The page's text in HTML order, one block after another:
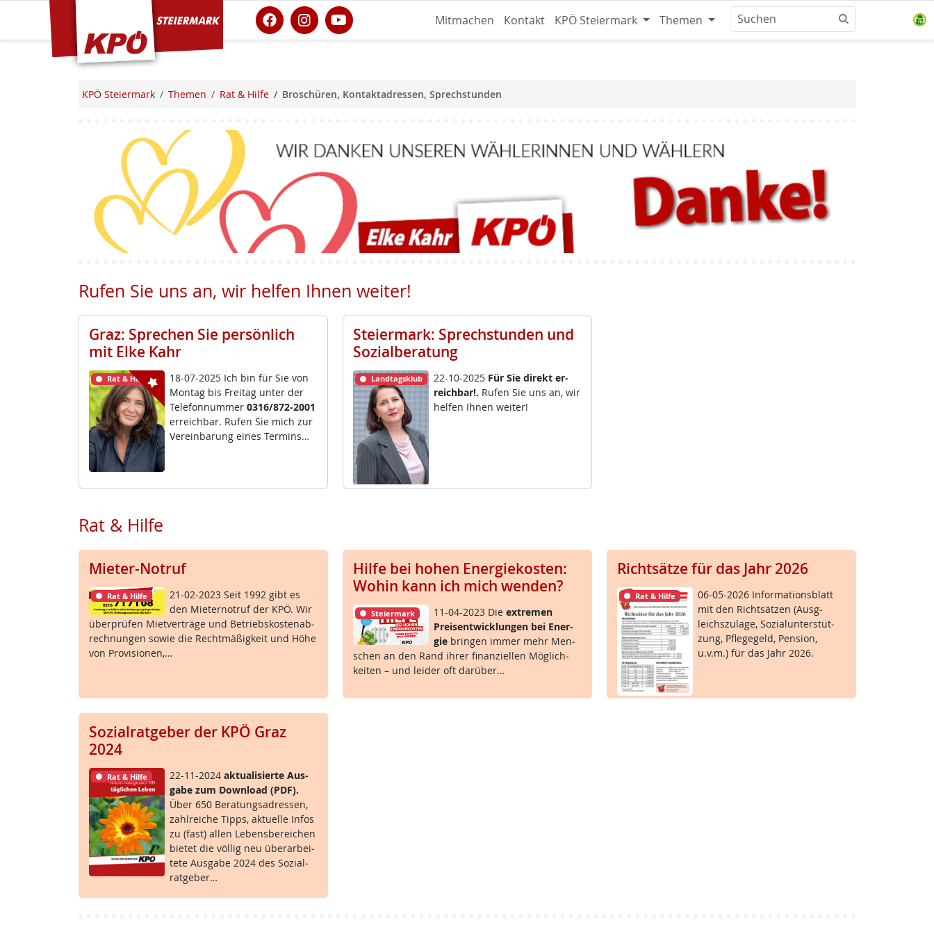
KPÖ Steiermark Mitmachen Kontakt KPÖ Steiermark Themen
KPÖ Steiermark Themen Rat & Hilfe Broschüren, Kontaktadressen, Sprechstunden
Rufen Sie uns an, wir helfen Ihnen weiter!
Graz: Sprechen Sie persönlich
mit Elke Kahr
Rat & Hilfe
18-07-2025 Ich bin für Sie von
Mon­tag bis Frei­tag un­ter der
Te­le­fon­num­mer0316/872-2001
er­reich­bar. Ru­fen Sie mich zur
Ve­r­ein­ba­rung ei­nes Ter­mins…
Steiermark: Sprechstunden und
Sozialberatung
Landtagsklub 22-10-2025 Für Sie di­rekt er­
reich­bar!. Ru­fen Sie uns an, wir
hel­fen Ih­nen wei­ter!
Rat & Hilfe
Mieter-Notruf
Rat & Hilfe
21-02-2023 Seit 1992 gibt es
den Mie­ter­no­t­ruf der KPÖ. Wir
über­prü­fen Miet­ver­trä­ge und Be­triebs­kos­ten­ab­
rech­nun­gen so­wie die Recht­mä­ß­ig­keit und Höhe
von Pro­vi­sio­nen,…
Hilfe bei hohen Energiekosten:
Wohin kann ich mich wenden?
Steiermark 11-04-2023 Dieex­t­re­men
Preis­ent­wick­lun­gen bei En­er­
gie brin­gen im­mer mehr Men­
schen an den Rand ih­rer fi­nan­zi­el­len Mög­lich­
kei­ten – und lei­der oft dar­über…
Richtsätze für das Jahr 2026
Rat & Hilfe
06-05-2026 In­for­ma­ti­ons­blatt
mit den Richt­sät­zen (Aus­g­
leichs­zu­la­ge, So­zial­un­ter­stüt­
zung, Pf­le­ge­geld, Pen­si­on,
u.v.m.) für das Jahr 2026.
Sozialratgeber der KPÖ Graz
2024
Rat & Hilfe 22-11-2024ak­tua­li­sier­te Aus­
ga­be zum Down­load (PDF).
Über 650 Be­ra­tungsadres­sen,
zahl­rei­che Tipps, ak­tu­el­le In­fos
zu (fast) al­len Le­bens­be­rei­chen
bie­tet die völ­lig neu über­ar­bei­
te­te Aus­ga­be 2024 des So­zial­
rat­ge­ber…